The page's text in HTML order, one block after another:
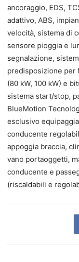
ancoraggio, EDS,
adattivo, ABS,
velocità, sistema di
sensore pioggia e
segnalazione,
predisposizione per
(80 kW, 100 kW) e
sistema start/stop,
BlueMotion
esclusivo
conducente
appoggia braccia,
vano portaoggetti,
conducente e
(riscaldabili e